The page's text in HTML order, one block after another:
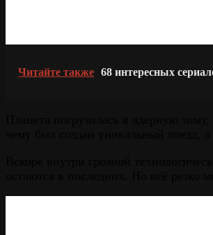
Читайте также 68 интересных